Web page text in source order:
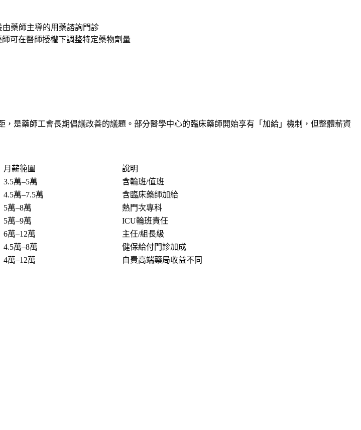
藥師主導的用藥諮詢門診
可在醫師授權下調整特定藥物劑量
是藥師工會長期倡議改善的議題。部分醫學中心的臨床藥師開始享有「加給」機制，但整體薪資
月薪範圍
說明
3.5萬–5萬
含輪班/值班
4.5萬–7.5萬
含臨床藥師加給
5萬–8萬
熱門次專科
5萬–9萬
ICU輪班責任
6萬–12萬
主任/組長級
4.5萬–8萬
健保給付門診加成
4萬–12萬 自費高端藥局收益不同